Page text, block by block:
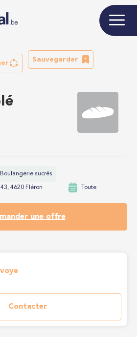
Sauvegarder
sucrés
4620 Fléron Toute
une offre
Contacter